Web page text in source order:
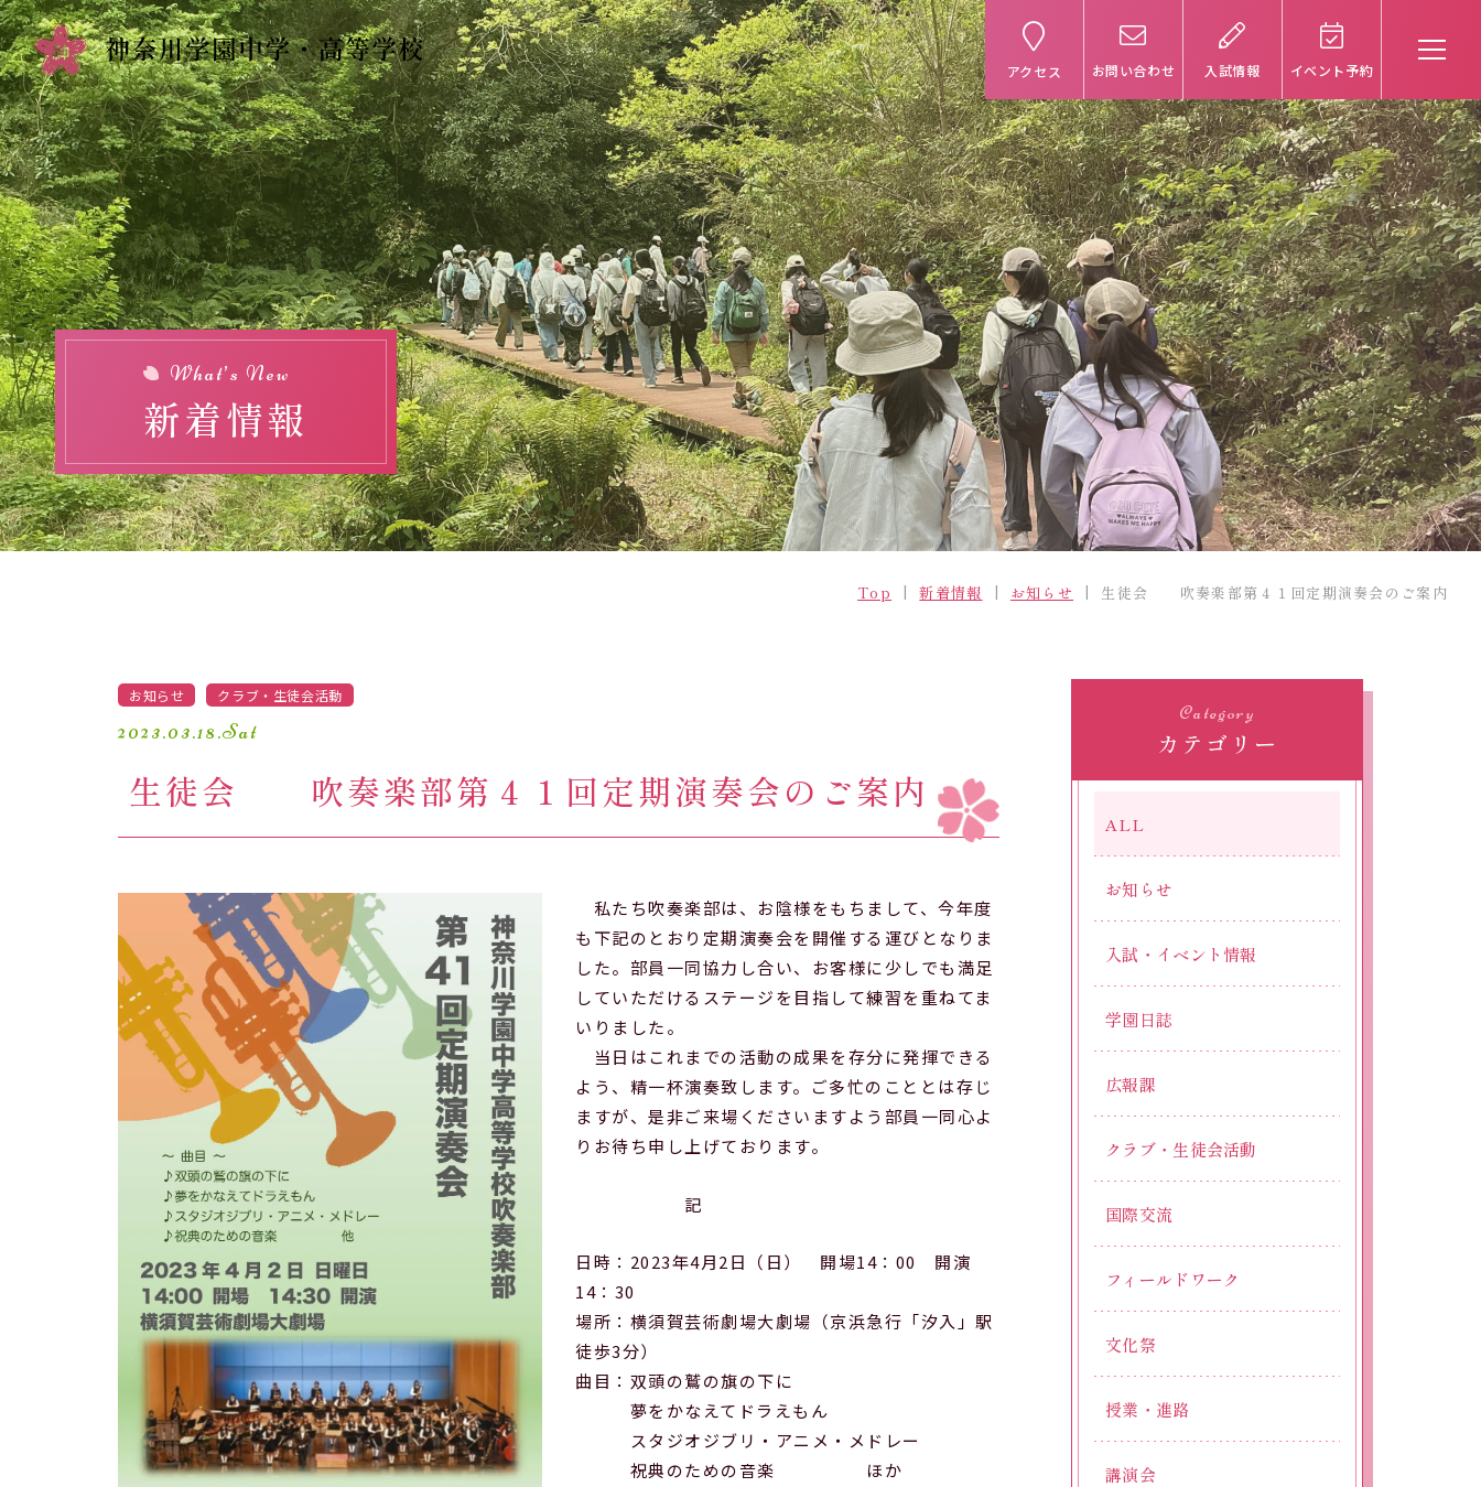
アクセス お問い合わせ 入試情報 イベント予約
Top
新着情報
学校紹介
校長挨拶
校訓・教育理念
歴史・沿革
施設紹介
防災対策
学びの特長
SDL
国際・英語教育
理数教育
探究-Kanagawa プロジ
ェクト
教科教育・カリキュラム
学習サポート
自立を育む6年間
学園生活
進路・進学
進路指導
進学実績
先輩メッセージ
入試情報
募集要項
説明会・イベント
入試データ
学校案内
受験生の方へ
卒業生の方へ
保護者の方へ
アクセスマップ
よくあるご質問
個人情報保護方針
採用情報
精華小学校
What’s New
新着情報
Top 新着情報 お知らせ 生徒会 吹奏楽部第４１回定期演奏会のご案内
お知らせ クラブ・生徒会活動
2023.03.18.Sat
生徒会 吹奏楽部第４１回定期演奏会のご案内
私たち吹奏楽部は、お陰様をもちまして、今年度
も下記のとおり定期演奏会を開催する運びとなりま
した。部員一同協力し合い、お客様に少しでも満足
していただけるステージを目指して練習を重ねてま
いりました。
当日はこれまでの活動の成果を存分に発揮できる
よう、精一杯演奏致します。ご多忙のこととは存じ
ますが、是非ご来場くださいますよう部員一同心よ
りお待ち申し上げております。
記
日時：2023年4月2日（日） 開場14：00 開演
14：30
場所：横須賀芸術劇場大劇場（京浜急行「汐入」駅
徒歩3分）
曲目：双頭の鷲の旗の下に
夢をかなえてドラえもん
スタジオジブリ・アニメ・メドレー
祝典のための音楽 ほか
Category
カテゴリー
ALL
お知らせ
入試・イベント情報
学園日誌
広報課
クラブ・生徒会活動
国際交流
フィールドワーク
文化祭
授業・進路
講演会